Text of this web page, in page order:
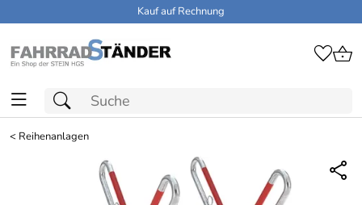
Kauf auf Rechnung
< Reihenanlagen